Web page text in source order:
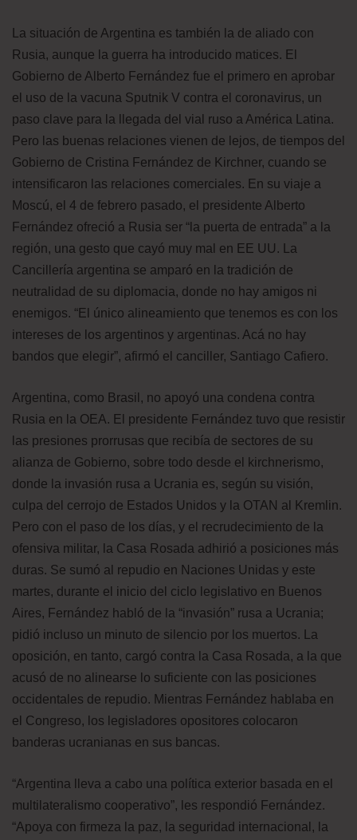
La situación de Argentina es también la de aliado con
Rusia, aunque la guerra ha introducido matices. El
Gobierno de Alberto Fernández fue el primero en aprobar
el uso de la vacuna Sputnik V contra el coronavirus, un
paso clave para la llegada del vial ruso a América Latina.
Pero las buenas relaciones vienen de lejos, de tiempos del
Gobierno de Cristina Fernández de Kirchner, cuando se
intensificaron las relaciones comerciales. En su viaje a
Moscú, el 4 de febrero pasado, el presidente Alberto
Fernández ofreció a Rusia ser “la puerta de entrada” a la
región, una gesto que cayó muy mal en EE UU. La
Cancillería argentina se amparó en la tradición de
neutralidad de su diplomacia, donde no hay amigos ni
enemigos. “El único alineamiento que tenemos es con los
intereses de los argentinos y argentinas. Acá no hay
bandos que elegir”, afirmó el canciller, Santiago Cafiero.
Argentina, como Brasil, no apoyó una condena contra
Rusia en la OEA. El presidente Fernández tuvo que resistir
las presiones prorrusas que recibía de sectores de su
alianza de Gobierno, sobre todo desde el kirchnerismo,
donde la invasión rusa a Ucrania es, según su visión,
culpa del cerrojo de Estados Unidos y la OTAN al Kremlin.
Pero con el paso de los días, y el recrudecimiento de la
ofensiva militar, la Casa Rosada adhirió a posiciones más
duras. Se sumó al repudio en Naciones Unidas y este
martes, durante el inicio del ciclo legislativo en Buenos
Aires, Fernández habló de la “invasión” rusa a Ucrania;
pidió incluso un minuto de silencio por los muertos. La
oposición, en tanto, cargó contra la Casa Rosada, a la que
acusó de no alinearse lo suficiente con las posiciones
occidentales de repudio. Mientras Fernández hablaba en
el Congreso, los legisladores opositores colocaron
banderas ucranianas en sus bancas.
“Argentina lleva a cabo una política exterior basada en el
multilateralismo cooperativo”, les respondió Fernández.
“Apoya con firmeza la paz, la seguridad internacional, la